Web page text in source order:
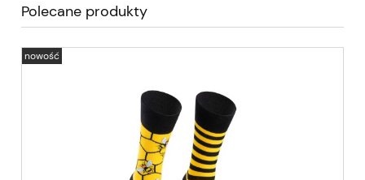
Polecane produkty
nowość